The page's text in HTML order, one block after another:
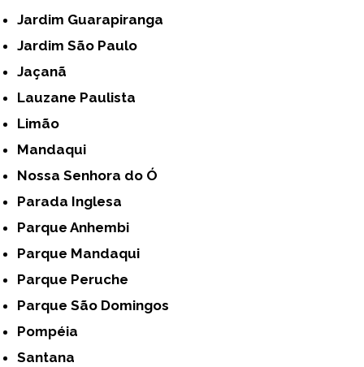
Jardim Guarapiranga
Jardim São Paulo
Jaçanã
Lauzane Paulista
Limão
Mandaqui
Nossa Senhora do Ó
Parada Inglesa
Parque Anhembi
Parque Mandaqui
Parque Peruche
Parque São Domingos
Pompéia
Santana